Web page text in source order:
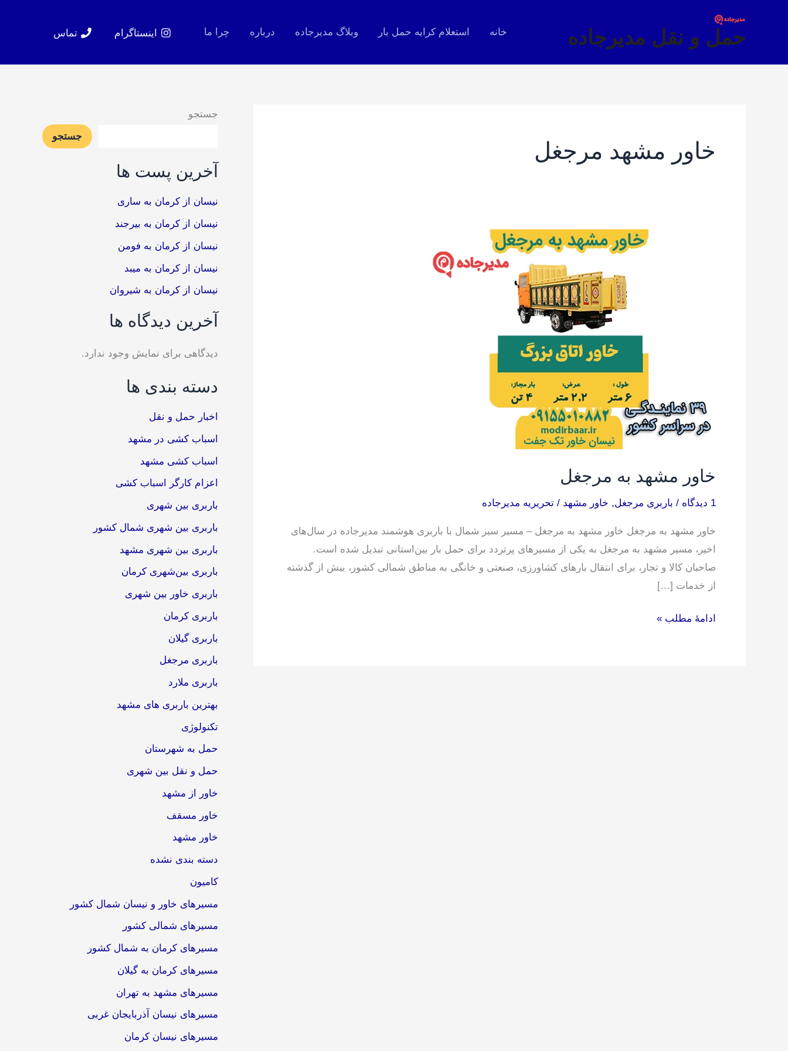
حمل و نقل مدیرجاده خانه استعلام کرایه حمل بار وبلاگ مدیرجاده درباره چرا ما اینستاگرام تماس
خاور مشهد مرجغل
خاور مشهد به مرجغل
1 دیدگاه / باربری مرجغل, خاور مشهد / تحریریه مدیرجاده
خاور مشهد به مرجغل خاور مشهد به مرجغل – مسیر سبز شمال با باربری هوشمند مدیرجاده در سال‌های
اخیر، مسیر مشهد به مرجغل به یکی از مسیرهای پرتردد برای حمل بار بین‌استانی تبدیل شده است.
صاحبان کالا و تجار، برای انتقال بارهای کشاورزی، صنعتی و خانگی به مناطق شمالی کشور، بیش از گذشته
از خدمات […]
ادامۀ مطلب »
جستجو
جستجو
آخرین پست ها
نیسان از کرمان به ساری
نیسان از کرمان به بیرجند
نیسان از کرمان به فومن
نیسان از کرمان به میبد
نیسان از کرمان به شیروان
آخرین دیدگاه ها
دیدگاهی برای نمایش وجود ندارد.
دسته بندی ها
اخبار حمل و نقل
اسباب کشی در مشهد
اسباب کشی مشهد
اعزام کارگر اسباب کشی
باربری بین شهری
باربری بین شهری شمال کشور
باربری بین شهری مشهد
باربری بین‌شهری کرمان
باربری خاور بین شهری
باربری کرمان
باربری گیلان
باربری مرجغل
باربری ملارد
بهترین باربری های مشهد
تکنولوژی
حمل به شهرستان
حمل و نقل بین شهری
خاور از مشهد
خاور مسقف
خاور مشهد
دسته بندی نشده
کامیون
مسیرهای خاور و نیسان شمال کشور
مسیرهای شمالی کشور
مسیرهای کرمان به شمال کشور
مسیرهای کرمان به گیلان
مسیرهای مشهد به تهران
مسیرهای نیسان آذربایجان غربی
مسیرهای نیسان کرمان